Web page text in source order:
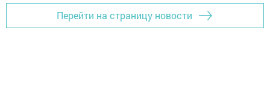
Перейти на страницу новости